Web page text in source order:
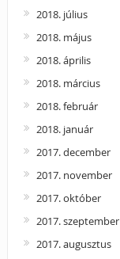
2018. július
2018. május
2018. április
2018. március
2018. február
2018. január
2017. december
2017. november
2017. október
2017. szeptember
2017. augusztus